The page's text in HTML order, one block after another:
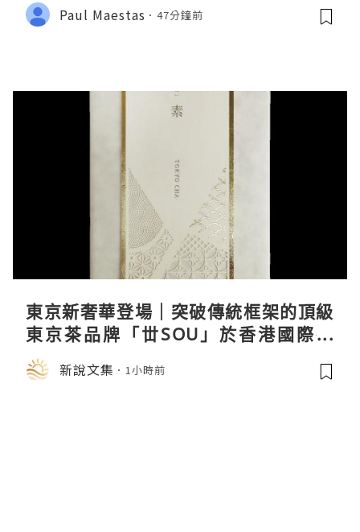
Paul Maestas 47分鐘前
東京新奢華登場｜突破傳統框架的頂級
東京茶品牌「丗SOU」於香港國際茶
展首度亮相
新說文集 1小時前